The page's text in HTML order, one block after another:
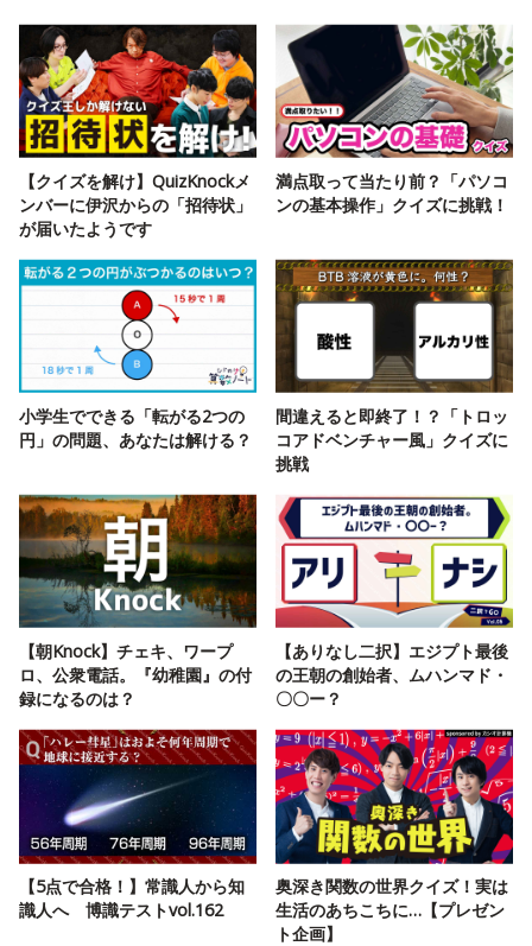
【クイズを解け】QuizKnockメ
ンバーに伊沢からの「招待状」
が届いたようです
満点取って当たり前？「パソコ
ンの基本操作」クイズに挑戦！
小学生でできる「転がる2つの
円」の問題、あなたは解ける？
間違えると即終了！？「トロッ
コアドベンチャー風」クイズに
挑戦
【朝Knock】チェキ、ワープ
ロ、公衆電話。『幼稚園』の付
録になるのは？
【ありなし二択】エジプト最後
の王朝の創始者、ムハンマド・
〇〇ー？
【5点で合格！】常識人から知
識人へ 博識テストvol.162
奥深き関数の世界クイズ！実は
生活のあちこちに…【プレゼン
ト企画】